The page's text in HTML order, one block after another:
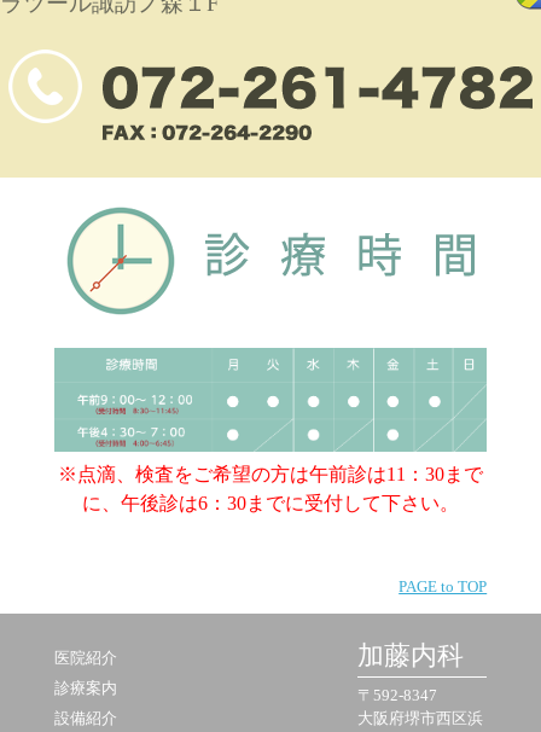
※点滴、検査をご希望の方は午前診は11：30まで
に、午後診は6：30までに受付して下さい。
PAGE to TOP
医院紹介
診療案内
設備紹介
加藤内科
〒592-8347
大阪府堺市西区浜